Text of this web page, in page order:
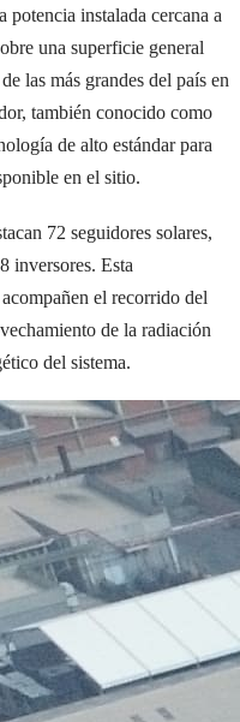
instalada cercana a
una superficie general
las más grandes del país en
también conocido como
de alto estándar para
en el sitio.
72 seguidores solares,
inversores. Esta
el recorrido del
de la radiación
del sistema.